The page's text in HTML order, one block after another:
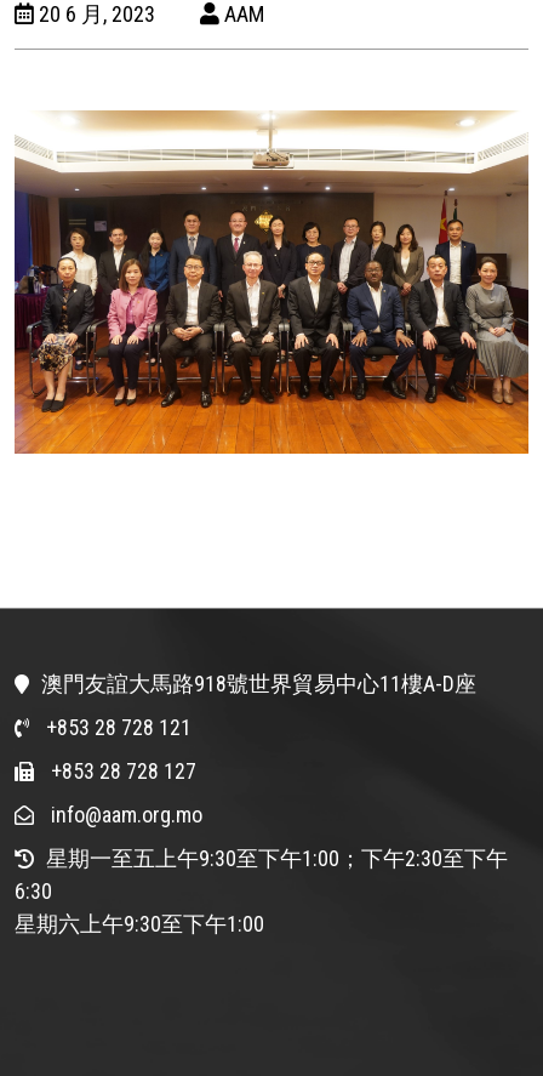
20 6 月, 2023 AAM
澳門友誼大馬路918號世界貿易中心11樓A-D座
+853 28 728 121
+853 28 728 127
info@aam.org.mo
星期一至五上午9:30至下午1:00；下午2:30至下午
6:30
星期六上午9:30至下午1:00